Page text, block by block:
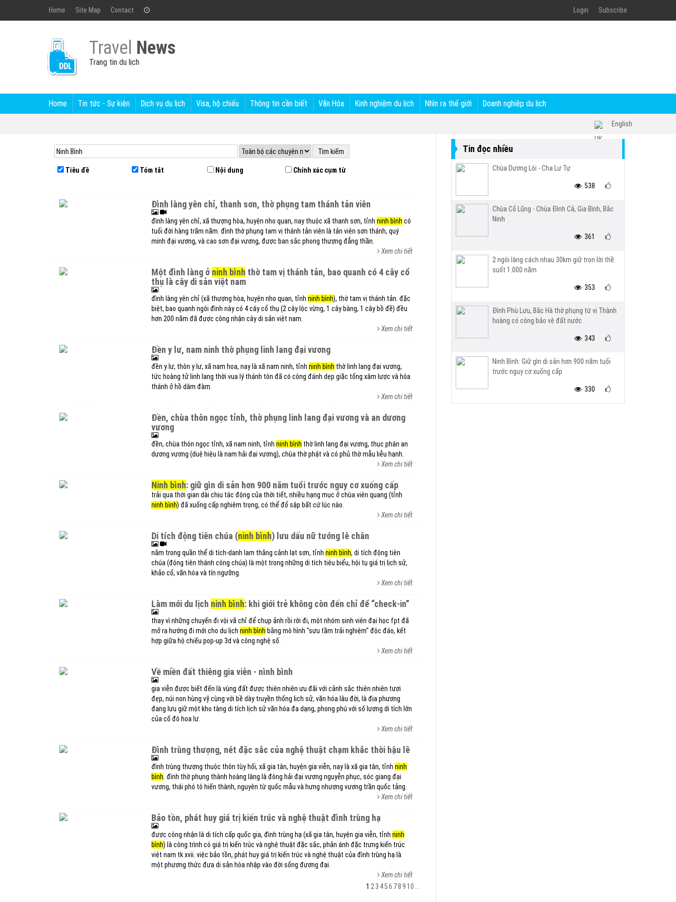
Home Site Map Contact Login Subscribe
Travel News
Trang tin du lịch
Home Tin tức - Sự kiện Dịch vụ du lịch Visa, hộ chiếu Thông tin cần biết Văn Hóa Kinh nghiệm du lịch Nhìn ra thế giới Doanh nghiệp du lịch
English
Tiêu đề Tóm tắt Nội dung Chính xác cụm từ
đình làng yên chỉ, thanh sơn, thờ phụng tam thánh tản viên
đình làng yên chỉ, xã thượng hòa, huyện nho quan, nay thuộc xã thanh sơn, tỉnh ninh bình có
tuổi đời hàng trăm năm. đình thờ phụng tam vị thánh tản viên là tản viên sơn thánh, quý
minh đại vương, và cao sơn đại vương, được ban sắc phong thượng đẳng thần.
Xem chi tiết
một đình làng ở ninh bình thờ tam vị thánh tản, bao quanh có 4 cây cổ
thụ là cây di sản việt nam
đình làng yên chỉ (xã thượng hòa, huyện nho quan, tỉnh ninh bình), thờ tam vị thánh tản. đặc
biệt, bao quanh ngôi đình này có 4 cây cổ thụ (2 cây lộc vừng, 1 cây bàng, 1 cây bồ đề) đều
hơn 200 năm đã được công nhận cây di sản việt nam.
Xem chi tiết
đền y lư, nam ninh thờ phụng linh lang đại vương
đền y lư, thôn y lư, xã nam hoa, nay là xã nam ninh, tỉnh ninh bình thờ linh lang đại vương,
tức hoàng tử linh lang thời vua lý thánh tôn đã có công đánh dẹp giặc tống xâm lược và hóa
thánh ở hồ dâm đàm.
Xem chi tiết
đền, chùa thôn ngọc tỉnh, thờ phụng linh lang đại vương và an dương
vương
đền, chùa thôn ngọc tỉnh, xã nam ninh, tỉnh ninh bình thờ linh lang đại vương, thục phán an
dương vương (duệ hiệu là nam hải đại vương), chùa thờ phật và có phủ thờ mẫu liễu hạnh.
Xem chi tiết
ninh bình: giữ gìn di sản hơn 900 năm tuổi trước nguy cơ xuống cấp
trải qua thời gian dài chịu tác động của thời tiết, nhiều hạng mục ở chùa viên quang (tỉnh
ninh bình) đã xuống cấp nghiêm trọng, có thể đổ sập bất cứ lúc nào.
Xem chi tiết
di tích động tiên chúa (ninh bình) lưu dấu nữ tướng lê chân
nằm trong quần thể di tích-danh lam thắng cảnh lạt sơn, tỉnh ninh bình, di tích động tiên
chúa (động tiên thánh công chúa) là một trong những di tích tiêu biểu, hội tụ giá trị lịch sử,
khảo cổ, văn hóa và tín ngưỡng.
Xem chi tiết
làm mới du lịch ninh bình: khi giới trẻ không còn đến chỉ để “check-in”
thay vì những chuyến đi vội vã chỉ để chụp ảnh rồi rời đi, một nhóm sinh viên đại học fpt đã
mở ra hướng đi mới cho du lịch ninh bình bằng mô hình "sưu tầm trải nghiệm" độc đáo, kết
hợp giữa hộ chiếu pop-up 3d và công nghệ số.
Xem chi tiết
về miền đất thiêng gia viễn - nình bình
gia viễn được biết đến là vùng đất được thiên nhiên ưu đãi với cảnh sắc thiên nhiên tươi
đẹp, núi non hùng vỹ cùng với bề dày truyền thống lịch sử, văn hóa lâu đời, là địa phương
đang lưu giữ một kho tàng di tích lịch sử văn hóa đa dạng, phong phú với số lượng di tích lớn
của cố đô hoa lư.
Xem chi tiết
đình trùng thượng, nét đặc sắc của nghệ thuật chạm khắc thời hậu lê
đình trùng thượng thuộc thôn tùy hối, xã gia tân, huyện gia viễn, nay là xã gia tân, tỉnh ninh
bình . đình thờ phụng thành hoàng làng là đông hải đại vương nguyễn phục, sóc giang đại
vương, thái phó tô hiến thành, nguyên từ quốc mẫu và hưng nhượng vương trần quốc tảng.
Xem chi tiết
bảo tồn, phát huy giá trị kiến trúc và nghệ thuật đình trùng hạ
được công nhận là di tích cấp quốc gia, đình trùng hạ (xã gia tân, huyện gia viễn, tỉnh ninh
bình) là công trình có giá trị kiến trúc và nghệ thuật đặc sắc, phản ánh đặc trưng kiến trúc
việt nam tk xvii. việc bảo tồn, phát huy giá trị kiến trúc và nghệ thuật của đình trùng hạ là
một phương thức đưa di sản hòa nhập vào đời sống đương đại.
Xem chi tiết
1 2 3 456 789 10
Tin đọc nhiều
Chùa Dương Lôi - Cha Lư Tự
538
Chùa Cổ Lũng - Chùa Đình Cả, Gia Bình, Bắc
Ninh
361
2 ngôi làng cách nhau 30km giữ trọn lời thề
suốt 1.000 năm
353
Đình Phù Lưu, Bắc Hà thờ phụng tứ vị Thành
hoàng có công bảo vệ đất nước
343
Ninh Bình: Giữ gìn di sản hơn 900 năm tuổi
trước nguy cơ xuống cấp
330